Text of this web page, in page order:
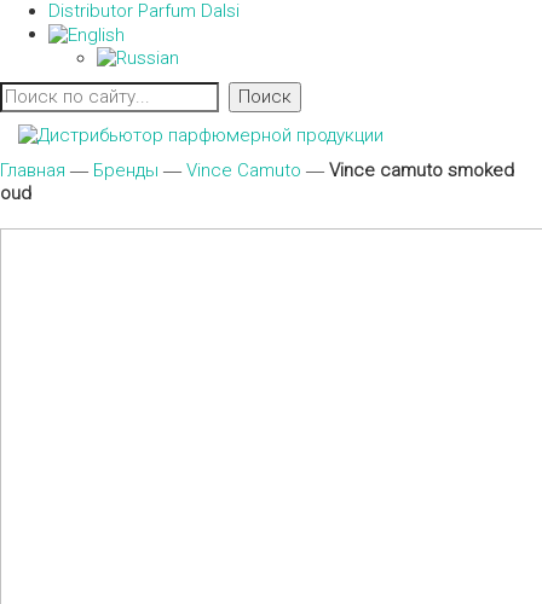
Distributor Parfum Dalsi
Главная ― Бренды ― Vince Camuto ― Vince camuto smoked
oud